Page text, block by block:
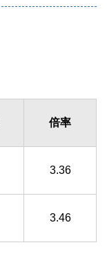
倍率
3.36
3.46